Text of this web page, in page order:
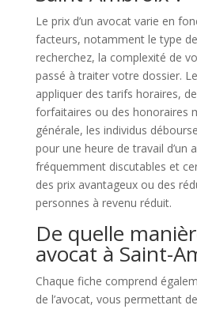
Le prix d’un avocat varie en
facteurs, notamment le type
recherchez, la complexité de
passé à traiter votre dossier.
appliquer des tarifs horaires,
forfaitaires ou des honoraires
générale, les individus
pour une heure de travail d’un
fréquemment discutables et
des prix avantageux ou des
personnes à revenu réduit.
De quelle
avocat à Saint-
Chaque fiche comprend
de l’avocat, vous permettant